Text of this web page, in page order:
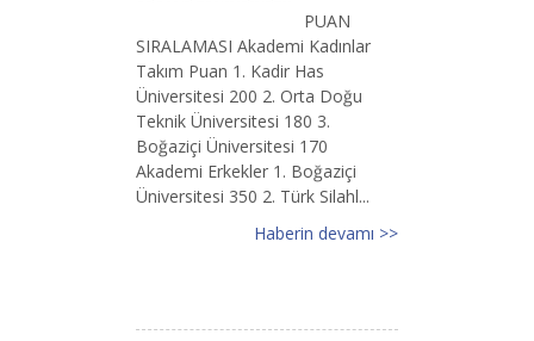
PUAN
SIRALAMASI Akademi Kadınlar
Takım Puan 1. Kadir Has
Üniversitesi 200 2. Orta Doğu
Teknik Üniversitesi 180 3.
Boğaziçi Üniversitesi 170
Akademi Erkekler 1. Boğaziçi
Üniversitesi 350 2. Türk Silahl...
Haberin devamı >>